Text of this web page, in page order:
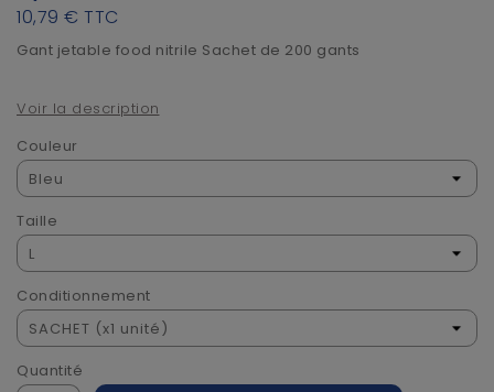
10,79 € TTC
Gant jetable food nitrile Sachet de 200 gants
Voir la description
Couleur
Taille
Conditionnement
Quantité